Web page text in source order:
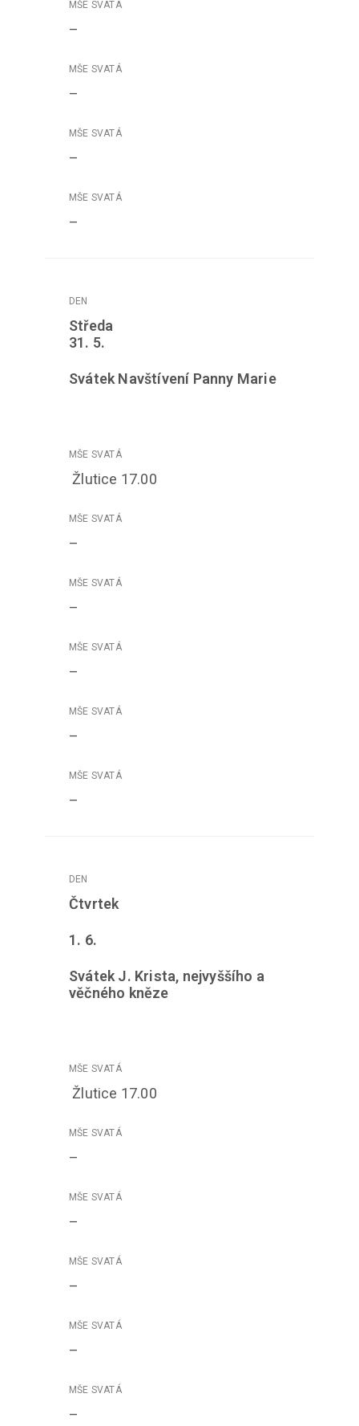
–
–
–
–
Středa
31. 5.
Svátek Navštívení Panny Marie
Žlutice 17.00
–
–
–
–
–
Čtvrtek
1. 6.
Svátek J. Krista, nejvyššího a
věčného kněze
Žlutice 17.00
–
–
–
–
–